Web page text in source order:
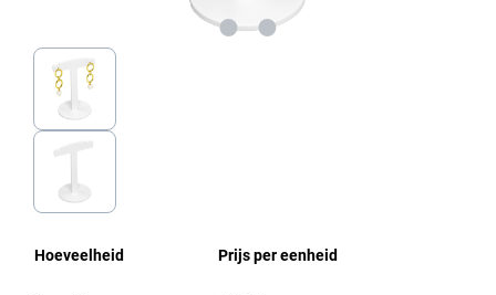
Hoeveelheid Prijs per eenheid